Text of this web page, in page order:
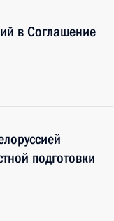
в Соглашение
подготовки